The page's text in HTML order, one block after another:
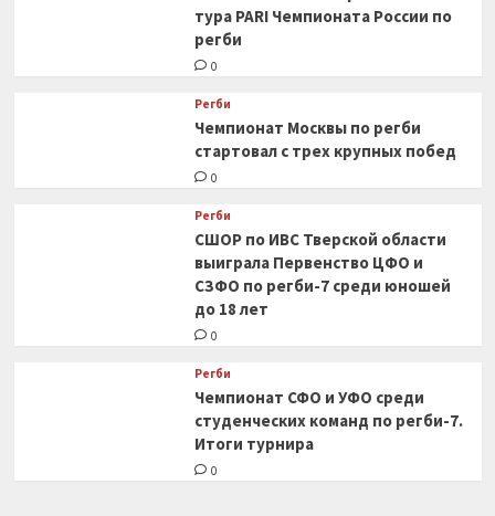
тура PARI Чемпионата России по
регби
0
Регби
Чемпионат Москвы по регби
стартовал с трех крупных побед
0
Регби
СШОР по ИВС Тверской области
выиграла Первенство ЦФО и
СЗФО по регби-7 среди юношей
до 18 лет
0
Регби
Чемпионат СФО и УФО среди
студенческих команд по регби-7.
Итоги турнира
0